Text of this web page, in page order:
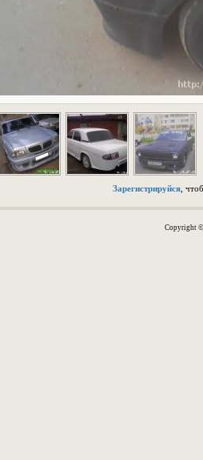
Зарегистрируйся,
Copyright